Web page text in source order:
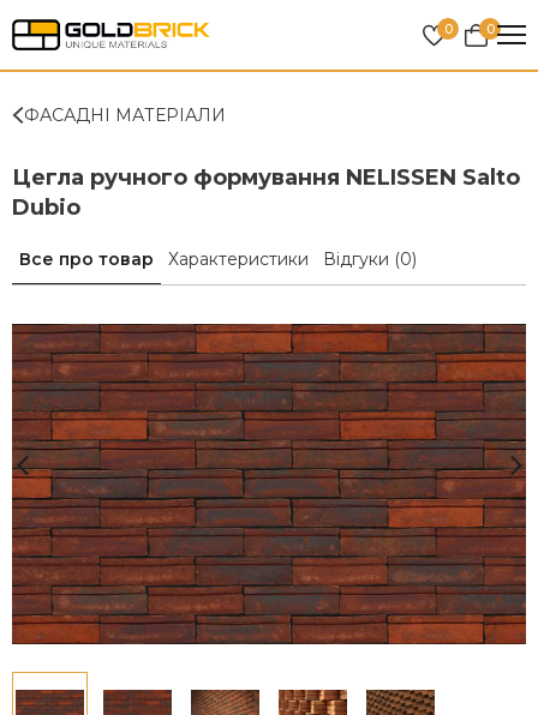
0 0
ФАСАДНІ МАТЕРІАЛИ
Цегла ручного формування NELISSEN Salto
Dubio
Все про товар Характеристики Відгуки (0)